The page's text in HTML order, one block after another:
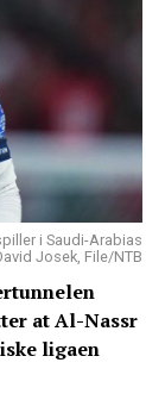
i Saudi-Arabias
Josek, File/NTB
at Al-Nassr
ligaen